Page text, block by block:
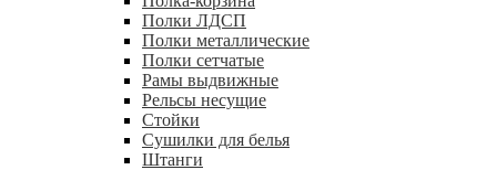
Полки ЛДСП
Полки металлические
Полки сетчатые
Рамы выдвижные
Рельсы несущие
Стойки
Сушилки для белья
Штанги